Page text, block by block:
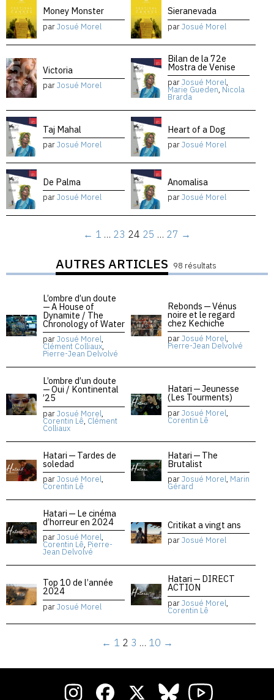
Money Monster
parJosué Morel
Sieranevada
parJosué Morel
Victoria
parJosué Morel
Bilan de la 72e
Mostra de Venise
parJosué Morel,
Marie Gueden, Nicola
Brarda
Taj Mahal
parJosué Morel
Heart of a Dog
parJosué Morel
De Palma
parJosué Morel
Anomalisa
parJosué Morel
← 1 … 23 24 25 … 27 →
AUTRES ARTICLES 98 résultats
L’ombre d’un doute
— A House of
Dynamite / The
Chronology of Water
parJosué Morel,
Clément Colliaux,
Pierre-Jean Delvolvé
Rebonds — Vénus
noire et le regard
chez Kechiche
parJosué Morel,
Pierre-Jean Delvolvé
L’ombre d’un doute
— Oui / Kontinental
’25
parJosué Morel,
Corentin Lê, Clément
Colliaux
Hatari — Jeunesse
(Les Tourments)
parJosué Morel,
Corentin Lê
Hatari — Tardes de
soledad
parJosué Morel,
Corentin Lê
Hatari — The
Brutalist
parJosué Morel, Marin
Gérard
Hatari — Le cinéma
d’horreur en 2024
parJosué Morel,
Corentin Lê, Pierre-
Jean Delvolvé
Critikat a vingt ans
parJosué Morel
Top 10 de l’année
2024
parJosué Morel
Hatari — DIRECT
ACTION
parJosué Morel,
Corentin Lê
← 1 2 3 … 10 →